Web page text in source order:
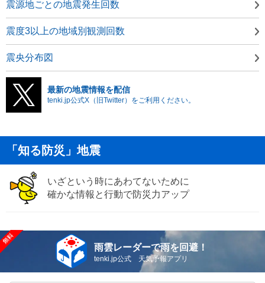
震源地ごとの地震発生回数
震度3以上の地域別観測回数
震央分布図
最新の地震情報を配信
tenki.jp公式X（旧Twitter）をご利用ください。
「知る防災」地震
いざという時にあわてないために
確かな情報と行動で防災力アップ
雨雲レーダーで雨を回避！
tenki.jp公式 天気予報アプリ